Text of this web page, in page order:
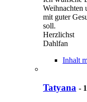
Weihnachten
mit guter
soll.
Herzlichst
Dahlfan
Inhalt
Tatyana -